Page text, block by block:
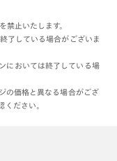
止いたします。
了している場合がございま
においては終了している場
の価格と異なる場合がござ
ください。